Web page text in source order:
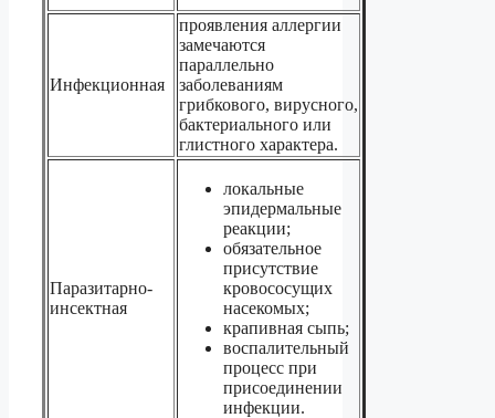
Инфекционная
проявления аллергии
замечаются
параллельно
заболеваниям
грибкового, вирусного,
бактериального или
глистного характера.
Паразитарно-
инсектная
локальные
эпидермальные
реакции;
обязательное
присутствие
кровососущих
насекомых;
крапивная сыпь;
воспалительный
процесс при
присоединении
инфекции.